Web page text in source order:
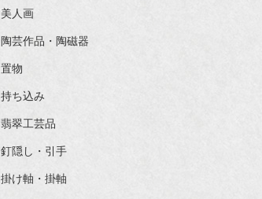
美人画
陶芸作品・陶磁器
置物
持ち込み
翡翠工芸品
釘隠し・引手
掛け軸・掛軸